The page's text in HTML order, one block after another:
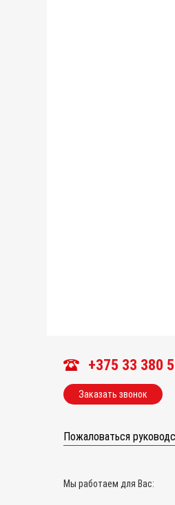
+375 33 380
Заказать звонок
Пожаловаться
Мы работаем для Вас: